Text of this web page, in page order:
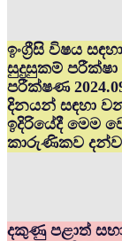
ඉංග්‍රීසි විෂය
සුදුසුකම් පරීක්ෂා
පරීක්ෂණ
දිනයන් සඳහා
ඉදිරියේදී මෙම
කාරුණිකව
දකුණු පළාත්